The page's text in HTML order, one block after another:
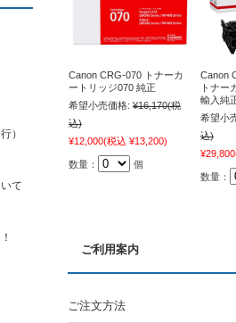
Canon CRG-070 トナーカ
ートリッジ070 純正
希望小売価格: ¥16,170(税
込)
¥12,000(税込 ¥13,200)
数量： 個
Canon
トナー
輸入純
希望小
込)
¥29,800
数量：
ご利用案内
ご注文方法
）
て